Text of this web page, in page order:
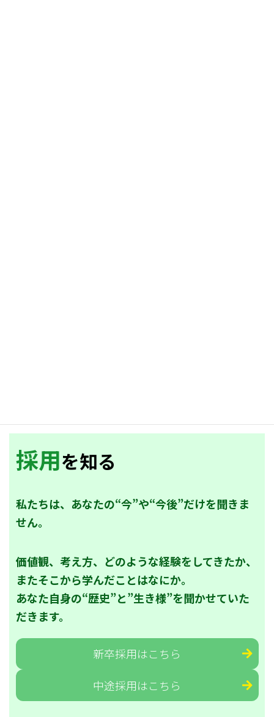
採用を知る
私たちは、あなたの“今”や“今後”だけを聞きま
せん。
価値観、考え方、どのような経験をしてきたか、
またそこから学んだことはなにか。
あなた自身の“歴史”と”生き様”を聞かせていた
だきます。
新卒採用はこちら
中途採用はこちら